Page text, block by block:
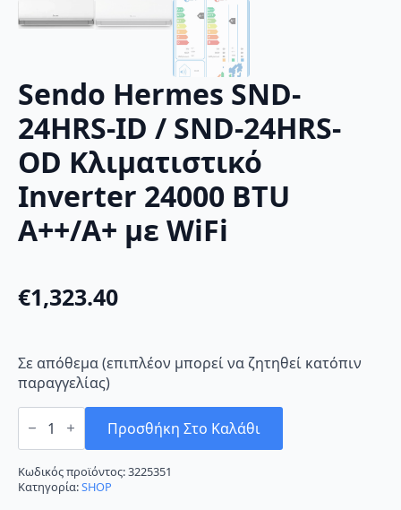
Sendo Hermes SND-
24HRS-ID / SND-24HRS-
OD Κλιματιστικό
Inverter 24000 BTU
A++/A+ με WiFi
€1,323.40
Σε απόθεμα (επιπλέον μπορεί να ζητηθεί κατόπιν
παραγγελίας)
Sendo
Hermes
24HRS-
ID
/
SND-
Προσθήκη Στο Καλάθι
Κωδικός προϊόντος:3225351
Κατηγορία:SHOP